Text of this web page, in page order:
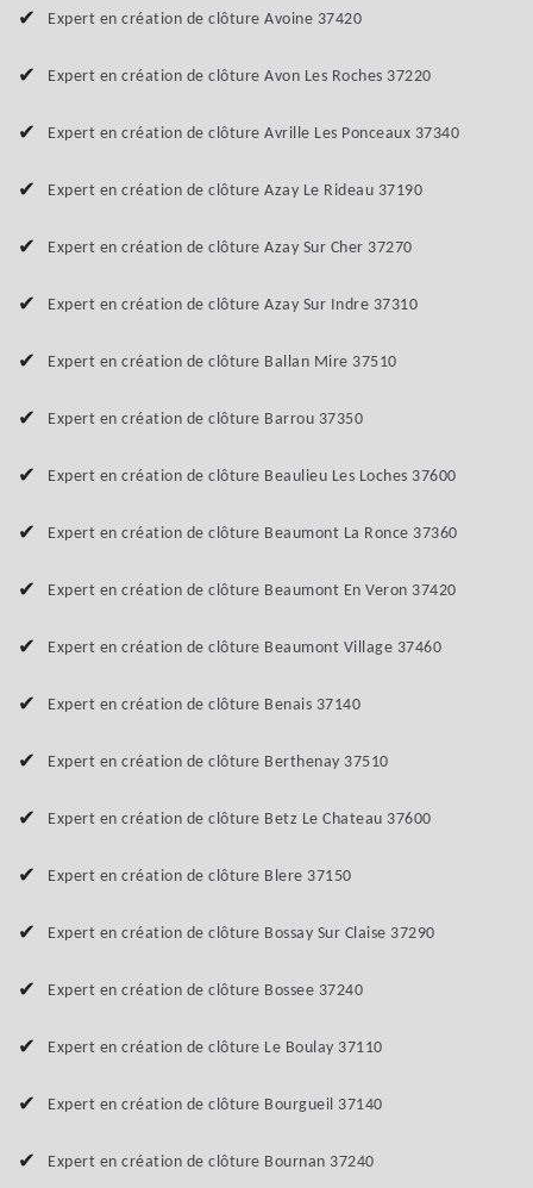
Expert en création de clôture Avoine 37420
Expert en création de clôture Avon Les Roches 37220
Expert en création de clôture Avrille Les Ponceaux 37340
Expert en création de clôture Azay Le Rideau 37190
Expert en création de clôture Azay Sur Cher 37270
Expert en création de clôture Azay Sur Indre 37310
Expert en création de clôture Ballan Mire 37510
Expert en création de clôture Barrou 37350
Expert en création de clôture Beaulieu Les Loches 37600
Expert en création de clôture Beaumont La Ronce 37360
Expert en création de clôture Beaumont En Veron 37420
Expert en création de clôture Beaumont Village 37460
Expert en création de clôture Benais 37140
Expert en création de clôture Berthenay 37510
Expert en création de clôture Betz Le Chateau 37600
Expert en création de clôture Blere 37150
Expert en création de clôture Bossay Sur Claise 37290
Expert en création de clôture Bossee 37240
Expert en création de clôture Le Boulay 37110
Expert en création de clôture Bourgueil 37140
Expert en création de clôture Bournan 37240